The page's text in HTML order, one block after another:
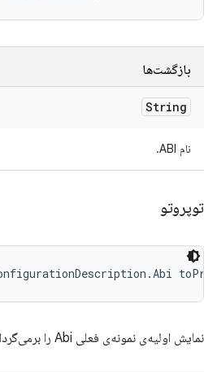
بازگشت‌ها
String
نام ABI.
توپروتو
نمایش اولیه‌ی نمونه‌ی فعلی Abi را برمی‌گرداند.